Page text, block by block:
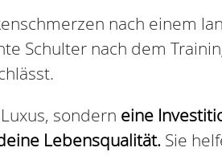
nach einem
Schulter nach dem
sondern eine
Lebensqualität. Sie